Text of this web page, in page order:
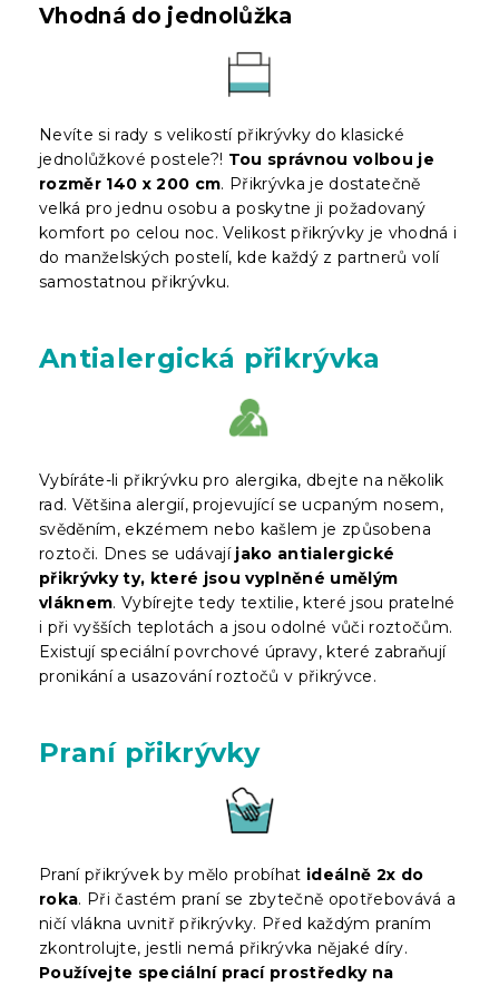
Vhodná do jednolůžka
Nevíte si rady s velikostí přikrývky do klasické
jednolůžkové postele?! Tou správnou volbou je
rozměr 140 x 200 cm. Přikrývka je dostatečně
velká pro jednu osobu a poskytne ji požadovaný
komfort po celou noc. Velikost přikrývky je vhodná i
do manželských postelí, kde každý z partnerů volí
samostatnou přikrývku.
Antialergická přikrývka
Vybíráte-li přikrývku pro alergika, dbejte na několik
rad. Většina alergií, projevující se ucpaným nosem,
svěděním, ekzémem nebo kašlem je způsobena
roztoči. Dnes se udávají jako antialergické
přikrývky ty, které jsou vyplněné umělým
vláknem. Vybírejte tedy textilie, které jsou pratelné
i při vyšších teplotách a jsou odolné vůči roztočům.
Existují speciální povrchové úpravy, které zabraňují
pronikání a usazování roztočů v přikrývce.
Praní přikrývky
Praní přikrývek by mělo probíhat ideálně 2x do
roka. Při častém praní se zbytečně opotřebovává a
ničí vlákna uvnitř přikrývky. Před každým praním
zkontrolujte, jestli nemá přikrývka nějaké díry.
Používejte speciální prací prostředky na